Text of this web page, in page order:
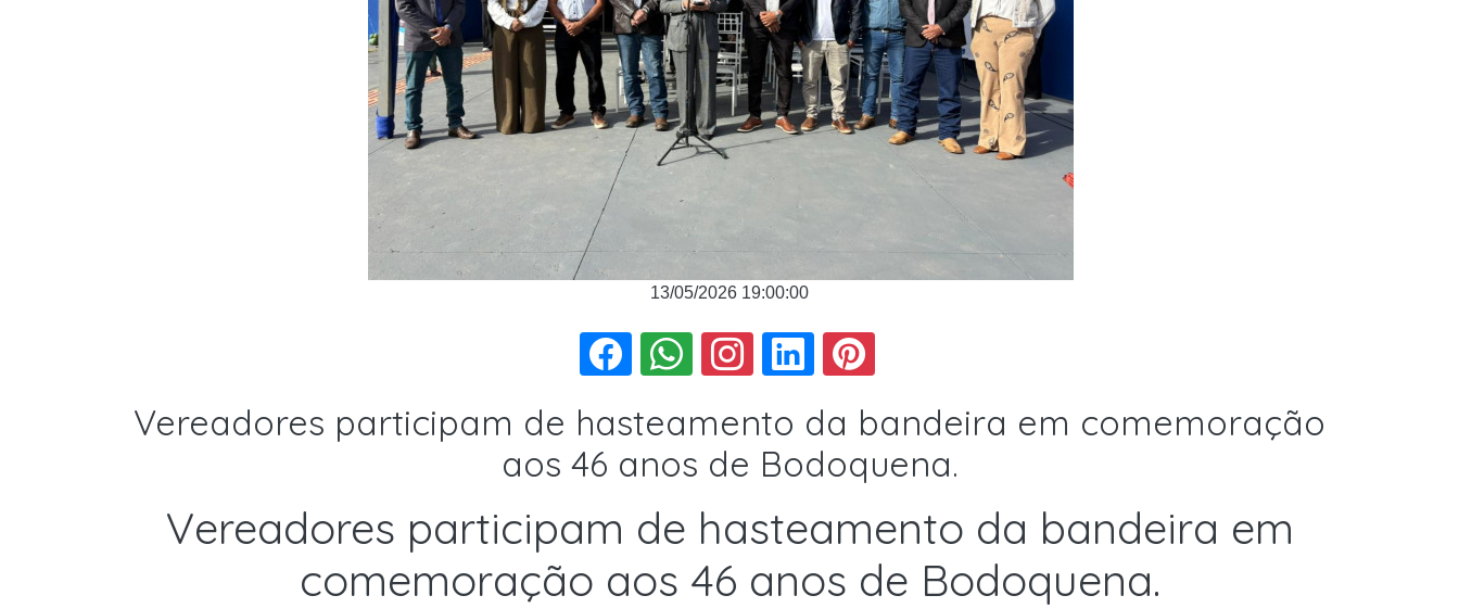
13/05/2026 19:00:00
Vereadores participam de hasteamento da bandeira em comemoração
aos 46 anos de Bodoquena.
Vereadores participam de hasteamento da bandeira em
comemoração aos 46 anos de Bodoquena.